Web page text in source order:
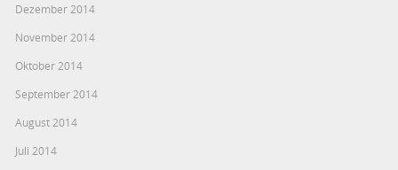
Dezember 2014
November 2014
Oktober 2014
September 2014
August 2014
Juli 2014